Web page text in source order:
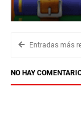
Entradas más
NO HAY